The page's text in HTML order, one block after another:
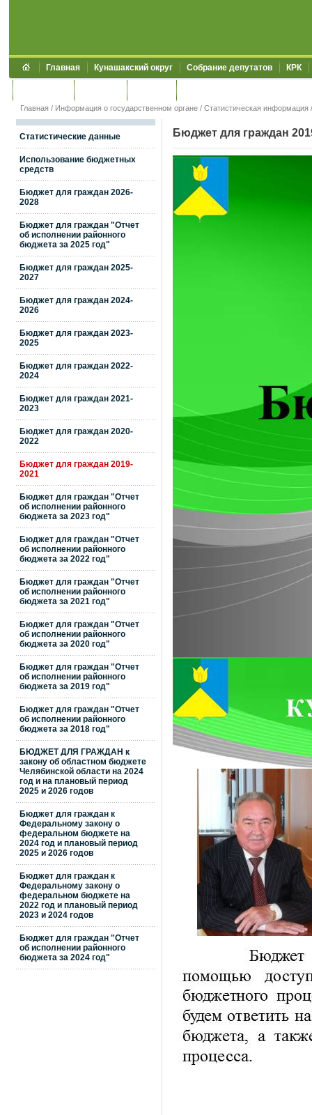
Главная Кунашакский округ Собрание депутатов КРК
Главная / Информация о государственном органе / Статистическая информация
Статистические данные
Использование бюджетных
средств
Бюджет для граждан 2026-
2028
Бюджет для граждан "Отчет
об исполнении районного
бюджета за 2025 год"
Бюджет для граждан 2025-
2027
Бюджет для граждан 2024-
2026
Бюджет для граждан 2023-
2025
Бюджет для граждан 2022-
2024
Бюджет для граждан 2021-
2023
Бюджет для граждан 2020-
2022
Бюджет для граждан 2019-
2021
Бюджет для граждан "Отчет
об исполнении районного
бюджета за 2023 год"
Бюджет для граждан "Отчет
об исполнении районного
бюджета за 2022 год"
Бюджет для граждан "Отчет
об исполнении районного
бюджета за 2021 год"
Бюджет для граждан "Отчет
об исполнении районного
бюджета за 2020 год"
Бюджет для граждан "Отчет
об исполнении районного
бюджета за 2019 год"
Бюджет для граждан "Отчет
об исполнении районного
бюджета за 2018 год"
БЮДЖЕТ ДЛЯ ГРАЖДАН к
закону об областном бюджете
Челябинской области на 2024
год и на плановый период
2025 и 2026 годов
Бюджет для граждан к
Федеральному закону о
федеральном бюджете на
2024 год и плановый период
2025 и 2026 годов
Бюджет для граждан к
Федеральному закону о
федеральном бюджете на
2022 год и плановый период
2023 и 2024 годов
Бюджет для граждан "Отчет
об исполнении районного
бюджета за 2024 год"
Бюджет для граждан